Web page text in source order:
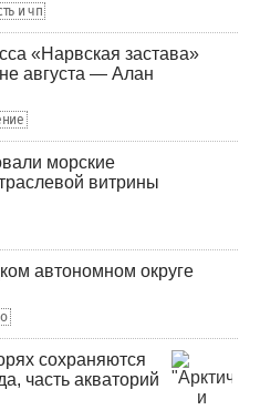
и чп
«Нарвская застава»
августа — Алан
морские
витрины
автономном округе
сохраняются
часть акваторий